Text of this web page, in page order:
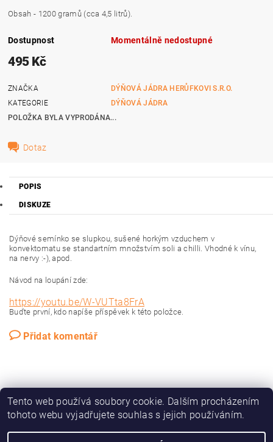
Obsah - 1200 gramů (cca 4,5 litrů).
Dostupnost Momentálně nedostupné
495 Kč
ZNAČKA
DÝŇOVÁ JÁDRA HERŮFKOVI S.R.O.
KATEGORIE
DÝŇOVÁ JÁDRA
POLOŽKA BYLA VYPRODÁNA...
Dotaz
POPIS
DISKUZE
Dýňové semínko se slupkou, sušené horkým vzduchem v
konvektomatu se standartním množstvím soli a chilli. Vhodné k vínu,
na nervy :-), apod.
Návod na loupání zde:
https://youtu.be/W-VUTta8FrA
Buďte první, kdo napíše příspěvek k této položce.
Přidat komentář
Tento web používá soubory cookie. Dalším procházením
tohoto webu vyjadřujete souhlas s jejich používáním.